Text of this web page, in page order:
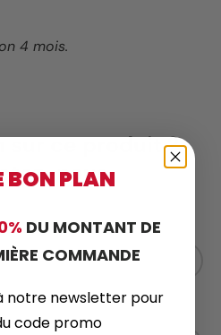
4 mois.
sur ce produit ?
nous
BON PLAN
DU MONTANT DE
COMMANDE
notre newsletter pour
code promo